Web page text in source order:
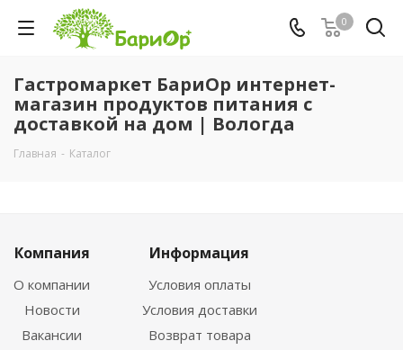
0
Гастромаркет БариОр интернет-
магазин продуктов питания с
доставкой на дом | Вологда
Главная - Каталог
Компания
О компании
Новости
Вакансии
Информация
Условия оплаты
Условия доставки
Возврат товара